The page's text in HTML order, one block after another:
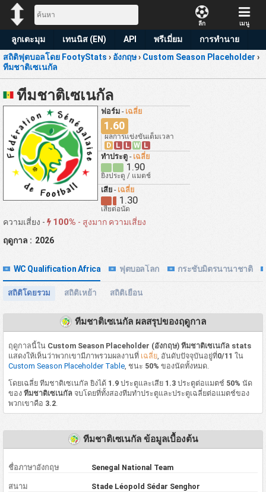
ลีก เมนู
ลูกเตะมุม เทนนิส (EN) API พรีเมี่ยม
การทำนาย
สถิติฟุตบอลโดย FootyStats › อังกฤษ› Custom Season Placeholder ›
ทีมชาติเซเนกัล
ทีมชาติเซเนกัล
ฟอร์ม - เฉลี่ย
1.60
ผลการแข่งขันเต็มเวลา
D L L W L
ทำประตู - เฉลี่ย
1.90
ยิงประตู / แมตช์
เสีย - เฉลี่ย
1.30
เสียต่อนัด
ความเสี่ยง - 100% - สูงมาก ความเสี่ยง
ฤดูกาล : 2026
WC Qualification Africa ฟุตบอลโลก กระชับมิตรนานาชาติ
สถิติโดยรวม สถิติเหย้า สถิติเยือน
ทีมชาติเซเนกัล ผลสรุปของฤดูกาล
ฤดูกาลนี้ใน Custom Season Placeholder (อังกฤษ) ทีมชาติเซเนกัล stats
แสดงให้เห็นว่าพวกเขามีภาพรวมผลงานที่ เฉลี่ย, อันดับปัจจุบันอยู่ที่0/11 ใน
Custom Season Placeholder Table, ชนะ 50% ของนัดทั้งหมด.
โดยเฉลี่ย ทีมชาติเซเนกัล ยิงได้ 1.9ประตูและเสีย 1.3ประตูต่อแมตช์ 50% นัด
ของ ทีมชาติเซเนกัลจบโดยที่ทั้งสองทีมทำประตูและประตูเฉลี่ยต่อแมตช์ของ
พวกเขาคือ 3.2.
ทีมชาติเซเนกัล ข้อมูลเบื้องต้น
ชื่อภาษาอังกฤษ Senegal National Team
สนาม Stade Léopold Sédar Senghor